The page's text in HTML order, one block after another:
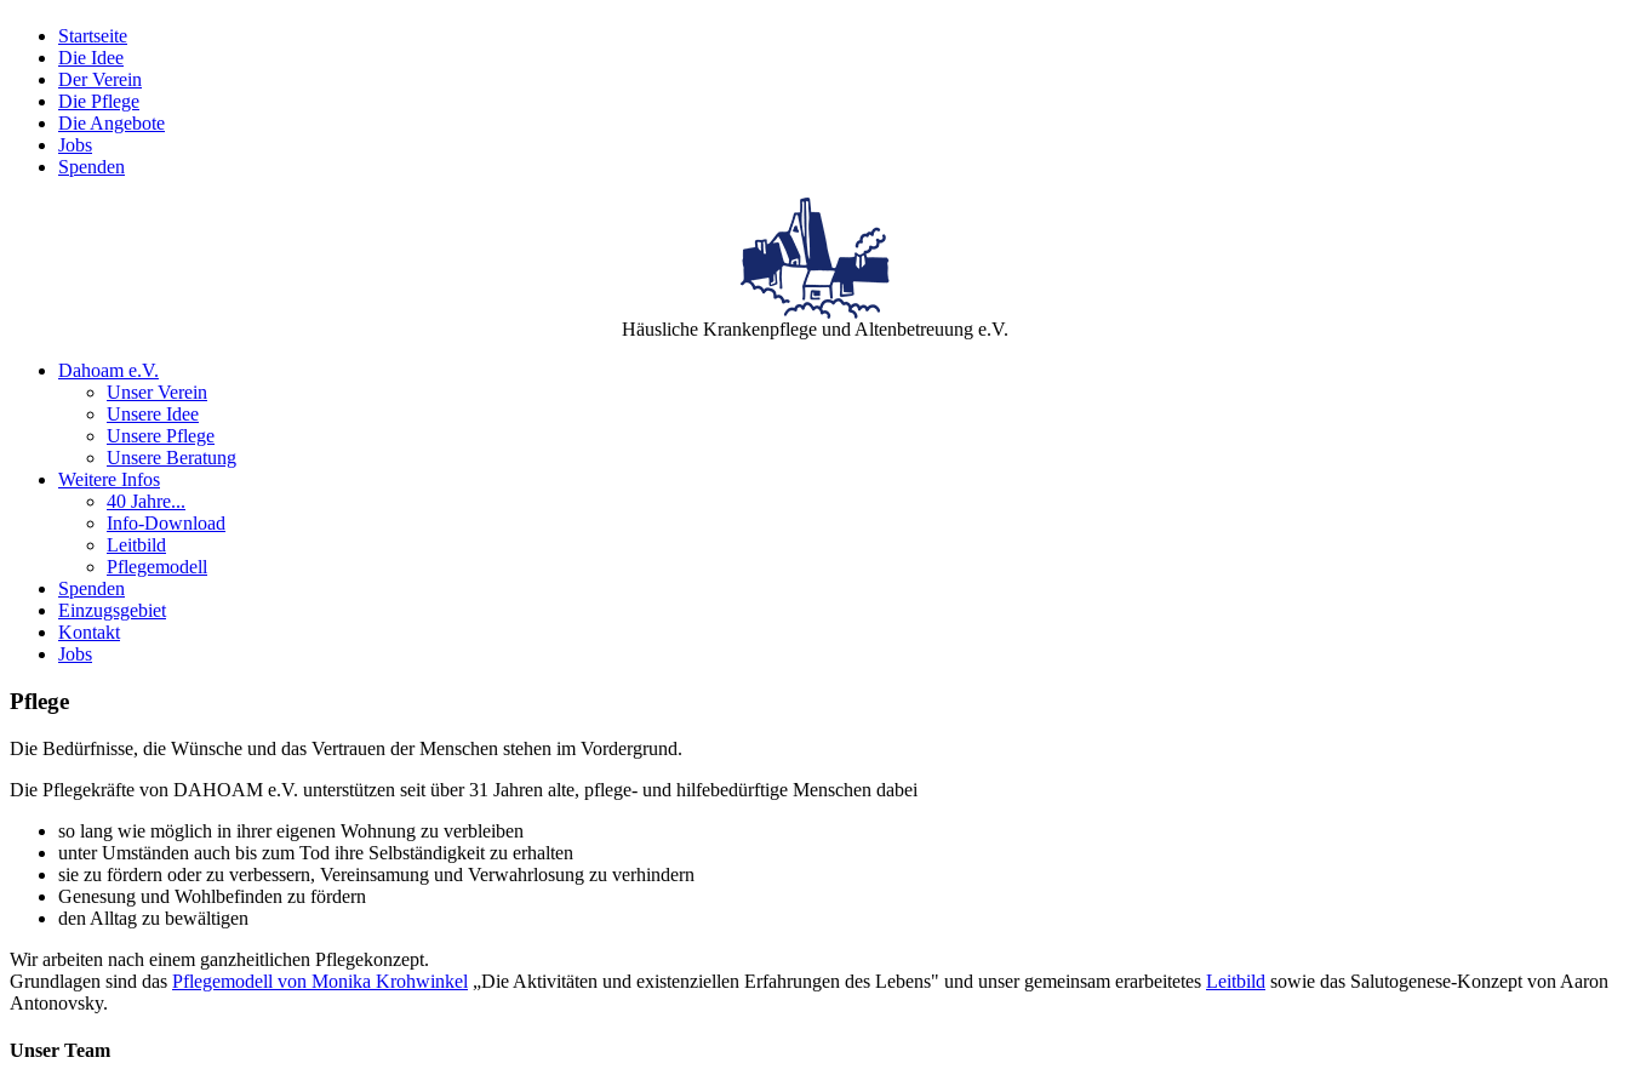
Startseite
Die Idee
Der Verein
Die Pflege
Die Angebote
Jobs
Spenden
Häusliche Krankenpflege und Altenbetreuung e.V.
Dahoam e.V.
Unser Verein
Unsere Idee
Unsere Pflege
Unsere Beratung
Weitere Infos
40 Jahre...
Info-Download
Leitbild
Pflegemodell
Spenden
Einzugsgebiet
Kontakt
Jobs
Pflege
Die Bedürfnisse, die Wünsche und das Vertrauen der Menschen stehen im Vordergrund.
Die Pflegekräfte von DAHOAM e.V. unterstützen seit über 31 Jahren alte, pflege- und hilfebedürftige Menschen dabei
so lang wie möglich in ihrer eigenen Wohnung zu verbleiben
unter Umständen auch bis zum Tod ihre Selbständigkeit zu erhalten
sie zu fördern oder zu verbessern, Vereinsamung und Verwahrlosung zu verhindern
Genesung und Wohlbefinden zu fördern
den Alltag zu bewältigen
Wir arbeiten nach einem ganzheitlichen Pflegekonzept.
Grundlagen sind das Pflegemodell von Monika Krohwinkel „Die Aktivitäten und existenziellen Erfahrungen des Lebens" und unser gemeinsam erarbeitetes Leitbild sowie das Salutogenese-Konzept von Aaron
Antonovsky.
Unser Team